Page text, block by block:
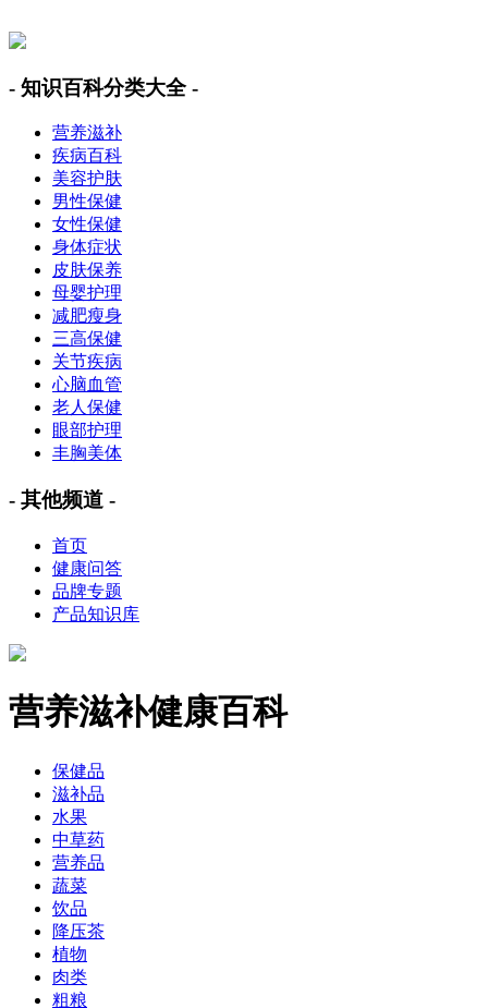
- 知识百科分类大全 -
营养滋补
疾病百科
美容护肤
男性保健
女性保健
身体症状
皮肤保养
母婴护理
减肥瘦身
三高保健
关节疾病
心脑血管
老人保健
眼部护理
丰胸美体
- 其他频道 -
首页
健康问答
品牌专题
产品知识库
营养滋补健康百科
保健品
滋补品
水果
中草药
营养品
蔬菜
饮品
降压茶
植物
肉类
粗粮